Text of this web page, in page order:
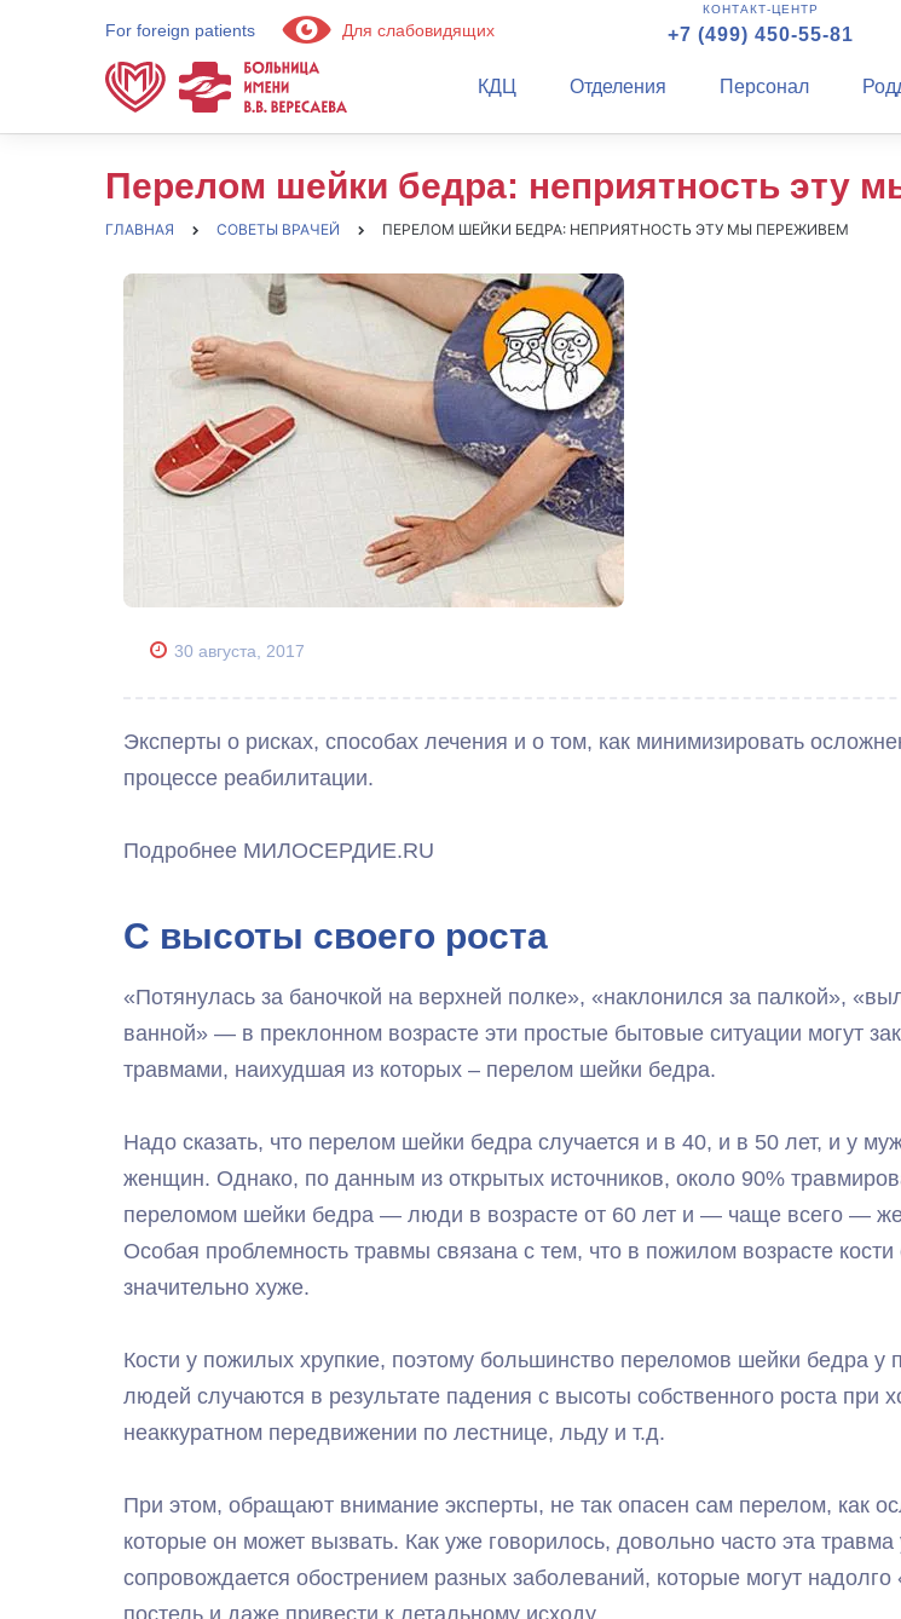
For foreign patients Для слабовидящих
КОНТАКТ-ЦЕНТР
+7 (499) 450-55-81
КДЦ Отделения Персонал
Перелом шейки бедра: неприятность эту
ГЛАВНАЯ СОВЕТЫ ВРАЧЕЙ ПЕРЕЛОМ ШЕЙКИ БЕДРА: НЕПРИЯТНОСТЬ ЭТУ МЫ ПЕРЕЖИВЕМ
30 августа, 2017
Эксперты о рисках, способах лечения и о том, как минимизировать
процессе реабилитации.
Подробнее МИЛОСЕРДИЕ.RU
С высоты своего роста
«Потянулась за баночкой на верхней полке», «наклонился за палкой»,
ванной» — в преклонном возрасте эти простые бытовые ситуации могут
травмами, наихудшая из которых – перелом шейки бедра.
Надо сказать, что перелом шейки бедра случается и в 40, и в 50 лет, и у
женщин. Однако, по данным из открытых источников, около 90%
переломом шейки бедра — люди в возрасте от 60 лет и — чаще всего —
Особая проблемность травмы связана с тем, что в пожилом возрасте кости
значительно хуже.
Кости у пожилых хрупкие, поэтому большинство переломов шейки бедра у
людей случаются в результате падения с высоты собственного роста при
неаккуратном передвижении по лестнице, льду и т.д.
При этом, обращают внимание эксперты, не так опасен сам перелом, как
которые он может вызвать. Как уже говорилось, довольно часто эта
сопровождается обострением разных заболеваний, которые могут надолго
постель и даже привести к летальному исходу.